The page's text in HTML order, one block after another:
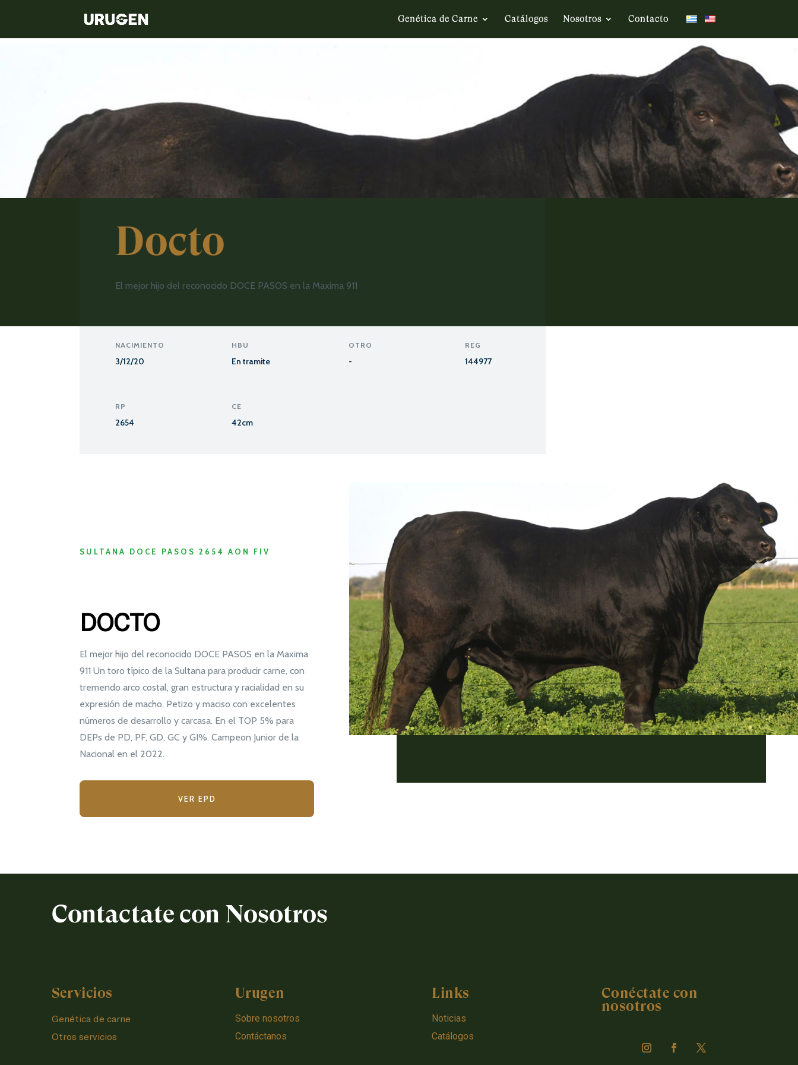
Genética de Carne Catálogos Nosotros Contacto
Docto
El mejor hijo del reconocido DOCE PASOS en la Maxima 911
NACIMIENTO
3/12/20
RP
2654
HBU
En tramite
CE
42cm
OTRO
-
REG
144977
SULTANA DOCE PASOS 2654 AON FIV
DOCTO
El mejor hijo del reconocido DOCE PASOS en la Maxima
911 Un toro típico de la Sultana para producir carne, con
tremendo arco costal, gran estructura y racialidad en su
expresión de macho. Petizo y maciso con excelentes
números de desarrollo y carcasa. En el TOP 5% para
DEPs de PD, PF, GD, GC y GI%. Campeon Junior de la
Nacional en el 2022.
VER EPD
Contactate con Nosotros
Servicios
Genética de carne
Otros servicios
Urugen
Sobre nosotros
Contáctanos
Links
Noticias
Catálogos
Conéctate con
nosotros